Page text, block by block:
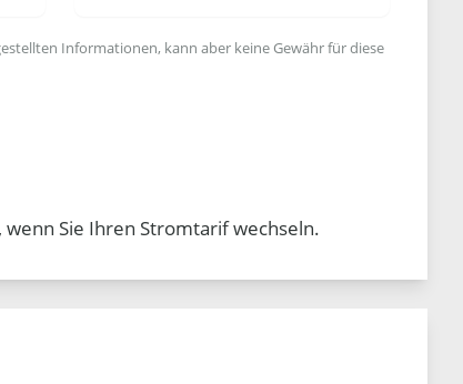
Informationen, kann aber keine Gewähr für diese
Sie Ihren Stromtarif wechseln.